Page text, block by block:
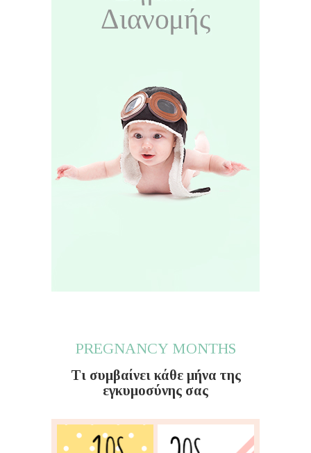
PREGNANCY MONTHS
Τι συμβαίνει κάθε μήνα της
εγκυμοσύνης σας